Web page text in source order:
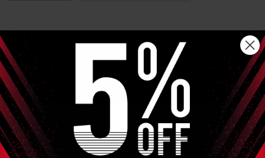
Αναλυτική Περιγραφή
Το Hand Xtrainer είναι το απόλυτο εργαλείο θεραπείας του
χεριού διαθέσιμο σε 4 βαθμίδες δυσκολίας.
Κατάλληλο τόσο για επαγγελματική όσο και για κτ' οίκον
χρήση.
Η σύστασή του επιτρέπει να χρησιμοποιηθεί ζεστό ή κρύο
(κρύο/ θέρμο θεραπεία) ενώ επίσης δεν περιέχει Latex.